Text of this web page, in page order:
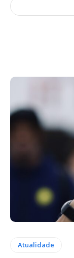
Atualidade